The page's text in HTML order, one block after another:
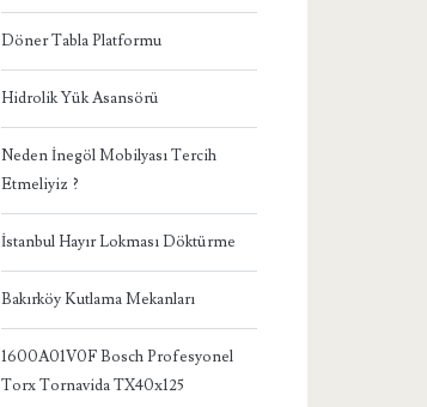
Döner Tabla Platformu
Hidrolik Yük Asansörü
Neden İnegöl Mobilyası Tercih
Etmeliyiz ?
İstanbul Hayır Lokması Döktürme
Bakırköy Kutlama Mekanları
1600A01V0F Bosch Profesyonel
Torx Tornavida TX40x125